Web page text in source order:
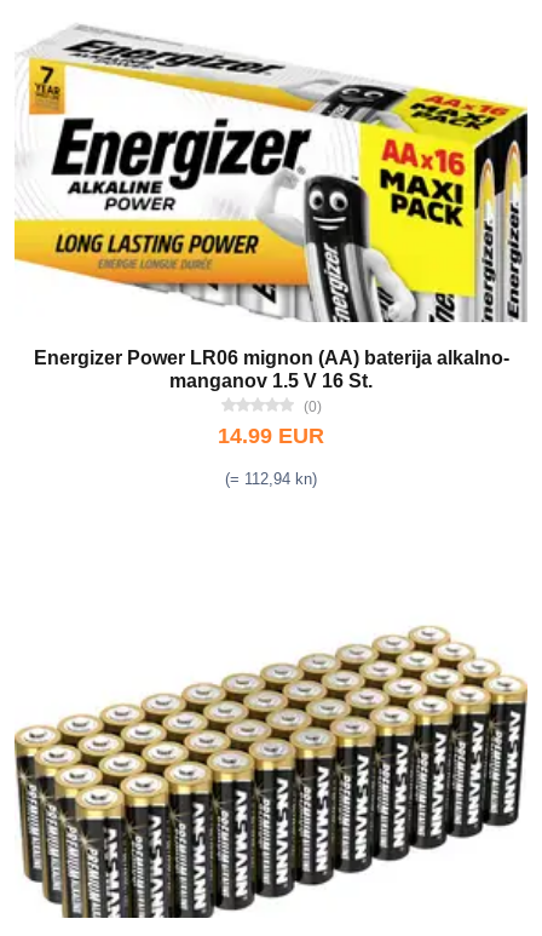
Energizer Power LR06 mignon (AA) baterija alkalno-
manganov 1.5 V 16 St.
(0)
14.99 EUR
(= 112,94 kn)